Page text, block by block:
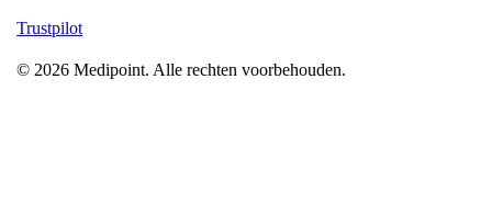
Trustpilot
© 2026 Medipoint. Alle rechten voorbehouden.